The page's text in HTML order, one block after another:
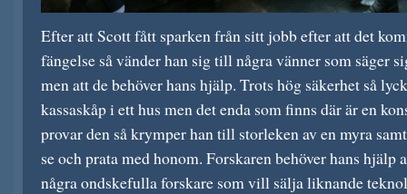
Efter att Scott fått sparken från sitt jobb efter att det
fängelse så vänder han sig till några vänner som säger
men att de behöver hans hjälp. Trots hög säkerhet så
kassaskåp i ett hus men det enda som finns där är en
provar den så krymper han till storleken av en myra
se och prata med honom. Forskaren behöver hans hjälp
några ondskefulla forskare som vill sälja liknande